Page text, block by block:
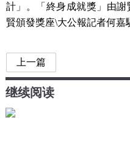
計」。「終身成就獎」由
賢頒發獎座\大公報記者何嘉
上一篇
继续阅读